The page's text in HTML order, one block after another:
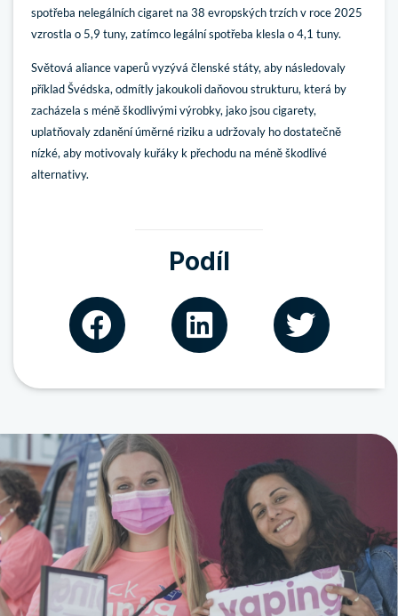
spotřeba nelegálních cigaret na 38 evropských trzích v roce 2025
vzrostla o 5,9 tuny, zatímco legální spotřeba klesla o 4,1 tuny.
Světová aliance vaperů vyzývá členské státy, aby následovaly
příklad Švédska, odmítly jakoukoli daňovou strukturu, která by
zacházela s méně škodlivými výrobky, jako jsou cigarety,
uplatňovaly zdanění úměrné riziku a udržovaly ho dostatečně
nízké, aby motivovaly kuřáky k přechodu na méně škodlivé
alternativy.
Podíl